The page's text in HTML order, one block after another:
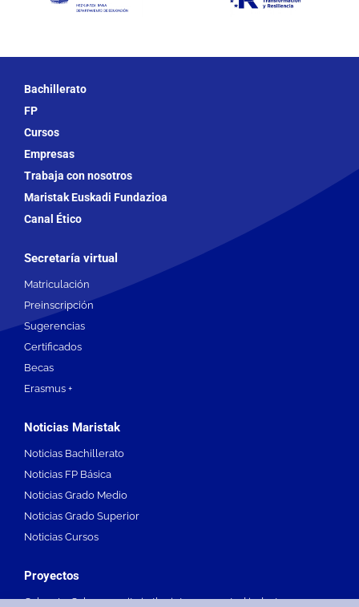
Bachillerato
FP
Cursos
Empresas
Trabaja con nosotros
Maristak Euskadi Fundazioa
Canal Ético
Secretaría virtual
Matriculación
Preinscripción
Sugerencias
Certificados
Becas
Erasmus +
Noticias Maristak
Noticias Bachillerato
Noticias FP Básica
Noticias Grado Medio
Noticias Grado Superior
Noticias Cursos
Proyectos
Cyber-In. Cybersecurity in the interconnected industry